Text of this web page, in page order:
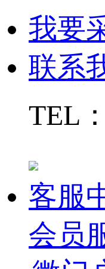
我要
联系
TEL：
客服
会员